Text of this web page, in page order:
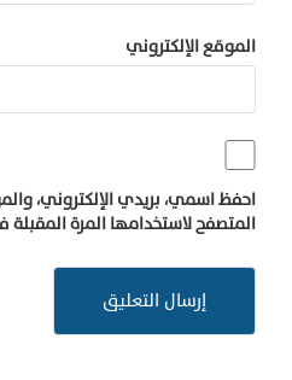
الموقع الإلكتروني
احفظ اسمي، بريدي الإلكتروني،
المتصفح لاستخدامها المرة